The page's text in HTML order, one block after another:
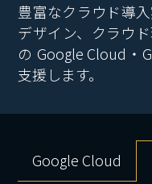
豊富なクラウド導
デザイン、クラウ
の Google Cloud・
支援します。
Google Cloud